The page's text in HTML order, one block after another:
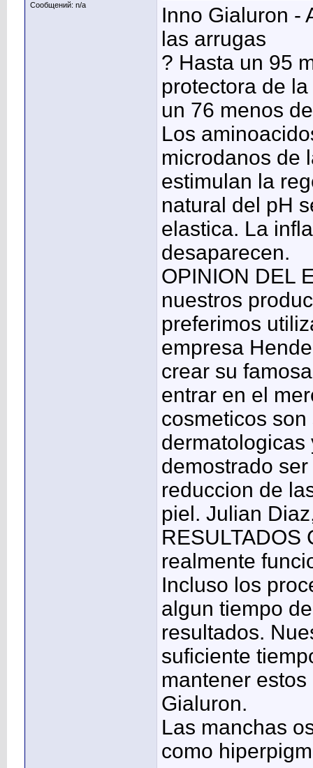
Сообщений: n/a
Inno Gialuron -
las arrugas
? Hasta un 95
protectora de
un 76 menos
Los
microdanos de
estimulan la
natural del pH
elastica. La
desaparecen.
OPINION DEL
nuestros
preferimos
empresa
crear su
entrar en el
cosmeticos
dermatologicas
demostrado
reduccion de
piel. Julian
RESULTADOS
realmente
Incluso los
algun tiempo
resultados.
suficiente
mantener
Gialuron.
Las manchas
como